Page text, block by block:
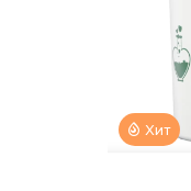
Хит